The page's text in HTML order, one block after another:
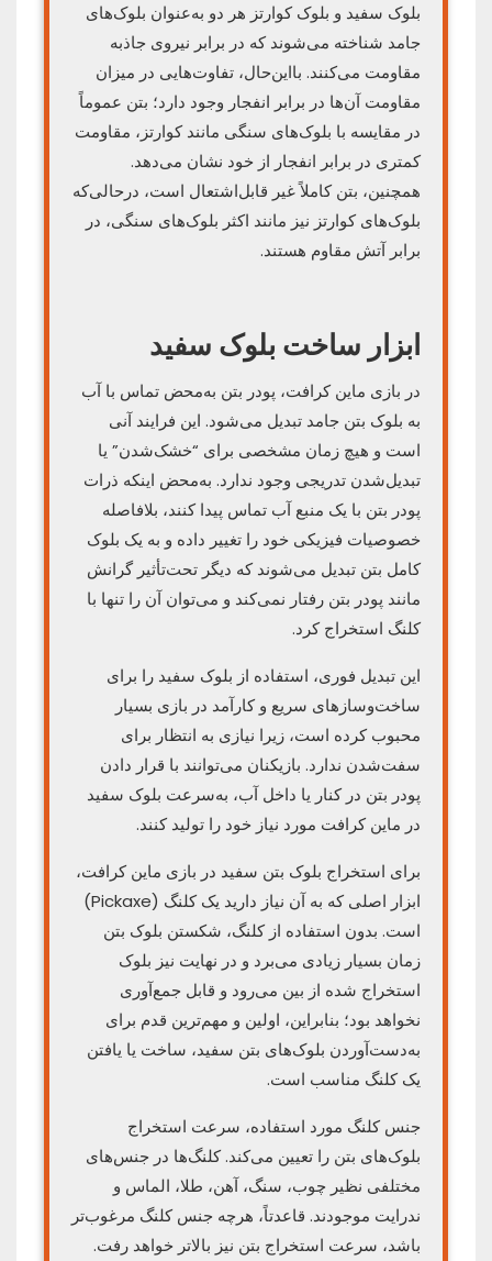
بلوک سفید و بلوک کوارتز هر دو به‌عنوان بلوک‌های
جامد شناخته می‌شوند که در برابر نیروی جاذبه
مقاومت می‌کنند. بااین‌حال، تفاوت‌هایی در میزان
مقاومت آن‌ها در برابر انفجار وجود دارد؛ بتن عموماً
در مقایسه با بلوک‌های سنگی مانند کوارتز، مقاومت
کمتری در برابر انفجار از خود نشان می‌دهد.
همچنین، بتن کاملاً غیر قابل‌اشتعال است، درحالی‌که
بلوک‌های کوارتز نیز مانند اکثر بلوک‌های سنگی، در
برابر آتش مقاوم هستند.
ابزار ساخت بلوک سفید
در بازی ماین کرافت، پودر بتن به‌محض تماس با آب
به بلوک بتن جامد تبدیل می‌شود. این فرایند آنی
است و هیچ زمان مشخصی برای “خشک‌شدن” یا
تبدیل‌شدن تدریجی وجود ندارد. به‌محض اینکه ذرات
پودر بتن با یک منبع آب تماس پیدا کنند، بلافاصله
خصوصیات فیزیکی خود را تغییر داده و به یک بلوک
کامل بتن تبدیل می‌شوند که دیگر تحت‌تأثیر گرانش
مانند پودر بتن رفتار نمی‌کند و می‌توان آن را تنها با
کلنگ استخراج کرد.
این تبدیل فوری، استفاده از بلوک سفید را برای
ساخت‌وسازهای سریع و کارآمد در بازی بسیار
محبوب کرده است، زیرا نیازی به انتظار برای
سفت‌شدن ندارد. بازیکنان می‌توانند با قرار دادن
پودر بتن در کنار یا داخل آب، به‌سرعت بلوک سفید
در ماین کرافت مورد نیاز خود را تولید کنند.
برای استخراج بلوک بتن سفید در بازی ماین کرافت،
ابزار اصلی که به آن نیاز دارید یک کلنگ (Pickaxe)
است. بدون استفاده از کلنگ، شکستن بلوک بتن
زمان بسیار زیادی می‌برد و در نهایت نیز بلوک
استخراج شده از بین می‌رود و قابل جمع‌آوری
نخواهد بود؛ بنابراین، اولین و مهم‌ترین قدم برای
به‌دست‌آوردن بلوک‌های بتن سفید، ساخت یا یافتن
یک کلنگ مناسب است.
جنس کلنگ مورد استفاده، سرعت استخراج
بلوک‌های بتن را تعیین می‌کند. کلنگ‌ها در جنس‌های
مختلفی نظیر چوب، سنگ، آهن، طلا، الماس و
ندرایت موجودند. قاعدتاً، هرچه جنس کلنگ مرغوب‌تر
باشد، سرعت استخراج بتن نیز بالاتر خواهد رفت.